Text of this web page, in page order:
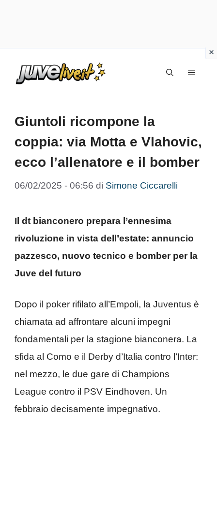
Menu
Giuntoli ricompone la
coppia: via Motta e Vlahovic,
ecco l’allenatore e il bomber
06/02/2025 - 06:56 di Simone Ciccarelli
Il dt bianconero prepara l’ennesima
rivoluzione in vista dell’estate: annuncio
pazzesco, nuovo tecnico e bomber per la
Juve del futuro
Dopo il poker rifilato all’Empoli, la Juventus è
chiamata ad affrontare alcuni impegni
fondamentali per la stagione bianconera. La
sfida al Como e il Derby d’Italia contro l’Inter:
nel mezzo, le due gare di Champions
League contro il PSV Eindhoven. Un
febbraio decisamente impegnativo.